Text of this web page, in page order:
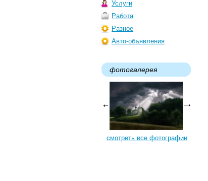
Услуги
Работа
Разное
Авто-объявления
фотогалерея
смотреть все фотографии